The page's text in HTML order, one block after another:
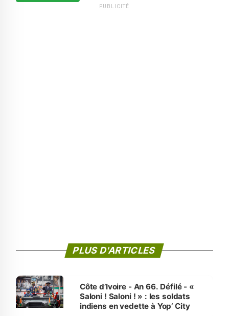
PUBLICITÉ
PLUS D'ARTICLES
Côte d’Ivoire - An 66. Défilé - «
Saloni ! Saloni ! » : les soldats
indiens en vedette à Yop’ City